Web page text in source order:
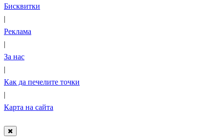
Бисквитки
|
Реклама
|
За нас
|
Как да печелите точки
|
Карта на сайта